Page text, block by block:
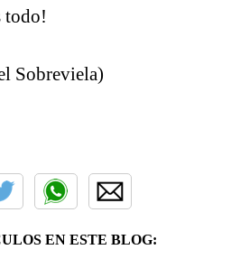
todo!
Sobreviela)
EN ESTE BLOG: